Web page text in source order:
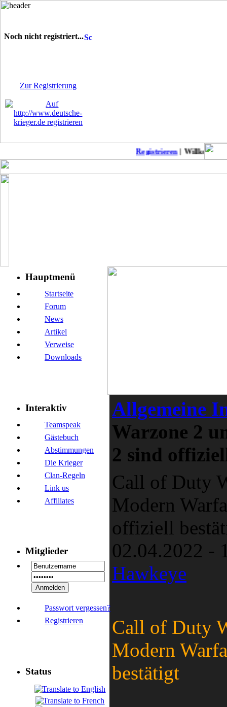
Registrieren| Willkommen
Hauptmenü
Startseite
Forum
News
Artikel
Verweise
Downloads
Interaktiv
Teamspeak
Gästebuch
Abstimmungen
Die Krieger
Clan-Regeln
Link us
Affiliates
Mitglieder
Passwort vergessen?
Registrieren
Status
Allgemeine
Warzone 2
2 sind
Call of Duty
Modern
offiziell
02.04.2022 -
Hawkeye
Call of Duty
Modern
bestätigt
Noch nicht registriert...
Zur Registrierung